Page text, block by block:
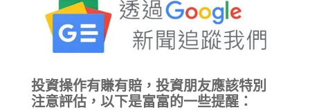
投資操作有賺有賠，投資朋友應該特別
注意評估，以下是富富的一些提醒：